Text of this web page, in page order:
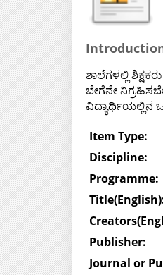
ಶಾಲೆಗಳಲ್ಲಿ
ಬೇಗೆನೇ
ವಿದ್ಯಾರ್ಥಿಯಲ್ಲಿನ
Item Type:
Discipline:
Programme:
Publisher:
Journal or